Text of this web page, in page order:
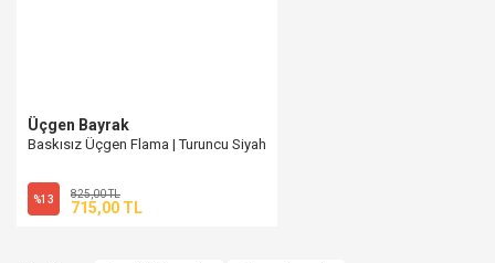
Üçgen Bayrak
Baskısız Üçgen Flama | Turuncu Siyah
%13 825,00 TL
715,00 TL